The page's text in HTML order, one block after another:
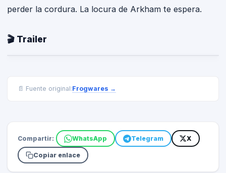
perder la cordura. La locura de Arkham te espera.
🎬 Trailer
📄 Fuente original:Frogwares →
Compartir: WhatsApp Telegram X
Copiar enlace